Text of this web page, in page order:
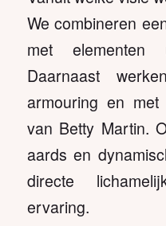
We combineren
met elementen
Daarnaast
armouring en
van Betty Martin.
aards en
directe
ervaring.